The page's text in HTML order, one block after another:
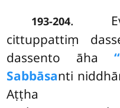
193-204.
cittuppattiṃ
dassento āha
Sabbāsanti
Aṭṭha